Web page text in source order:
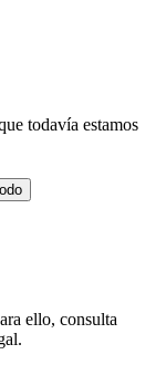
todavía estamos
ello, consulta